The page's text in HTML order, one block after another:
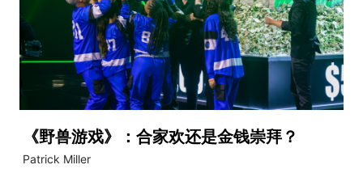
《野兽游戏》：合家欢还是金钱崇拜？
Patrick Miller